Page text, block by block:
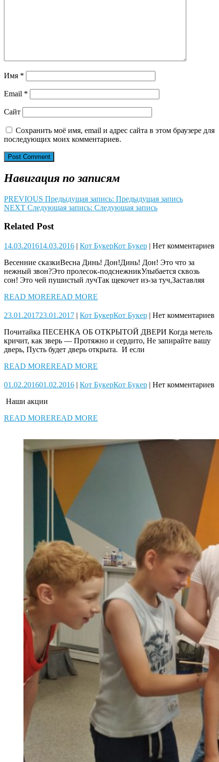
Имя *
Email *
Сайт
Сохранить моё имя, email и адрес сайта в этом браузере для
последующих моих комментариев.
Навигация по записям
PREVIOUS Предыдущая запись: Предыдущая запись
NEXT Следующая запись: Следующая запись
Related Post
14.03.201614.03.2016 | Кот БукерКот Букер | Нет комментариев
Весенние сказкиВесна Динь! Дон!Динь! Дон! Это что за
нежный звон?Это пролесок-подснежникУлыбается сквозь
сон! Это чей пушистый лучТак щекочет из-за туч,Заставляя
READ MOREREAD MORE
23.01.201723.01.2017 | Кот БукерКот Букер | Нет комментариев
Почитайка ПЕСЕНКА ОБ ОТКРЫТОЙ ДВЕРИ Когда метель
кричит, как зверь — Протяжно и сердито, Не запирайте вашу
дверь, Пусть будет дверь открыта. И если
READ MOREREAD MORE
01.02.201601.02.2016 | Кот БукерКот Букер | Нет комментариев
Наши акции
READ MOREREAD MORE